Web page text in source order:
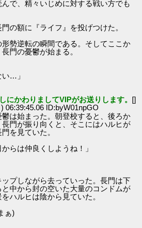
で、精々いじめに対する戦い方でも
の額に『ライフ』を投げつけた。
勢逆転の瞬間である。そしてここか
門の憂鬱が始まる。
…」
にかわりましてVIPがお送りします。 []
06:39:45.06 ID:byW01npGO
は始まった。朝登校すると、後ろか
門が振り向くと、そこにはハルヒが
を見ていた。
らは仲良くしようね！」
プしながら去っていった。長門は下
中から封の空いた大量のコンドムが
ハルヒは陰から見ていた。
ぁ)